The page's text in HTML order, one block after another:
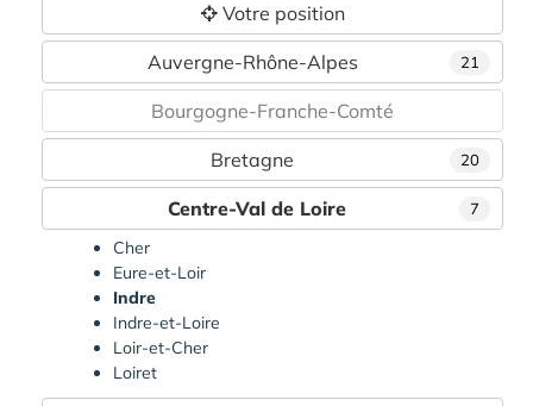
Votre position
21
Auvergne-Rhône-Alpes
Bourgogne-Franche-Comté
20
Bretagne
7
Centre-Val de Loire
Cher
Eure-et-Loir
Indre
Indre-et-Loire
Loir-et-Cher
Loiret